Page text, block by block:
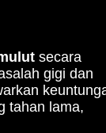
secara
gigi dan
tahan lama,